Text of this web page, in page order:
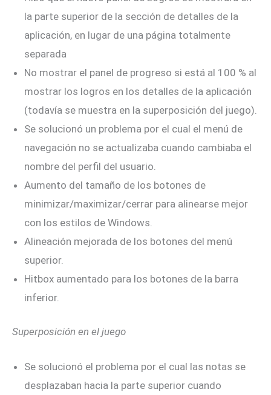
la parte superior de la sección de detalles de la
aplicación, en lugar de una página totalmente
separada
No mostrar el panel de progreso si está al 100 % al
mostrar los logros en los detalles de la aplicación
(todavía se muestra en la superposición del juego).
Se solucionó un problema por el cual el menú de
navegación no se actualizaba cuando cambiaba el
nombre del perfil del usuario.
Aumento del tamaño de los botones de
minimizar/maximizar/cerrar para alinearse mejor
con los estilos de Windows.
Alineación mejorada de los botones del menú
superior.
Hitbox aumentado para los botones de la barra
inferior.
Superposición en el juego
Se solucionó el problema por el cual las notas se
desplazaban hacia la parte superior cuando